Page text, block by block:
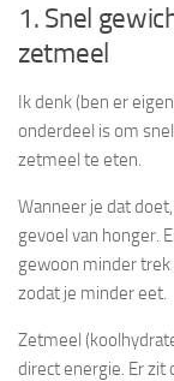
1. Snel
zetmeel
Ik denk (ben er
onderdeel is om
zetmeel te eten.
Wanneer je dat
gevoel van honger.
gewoon minder trek
zodat je minder eet.
Zetmeel
direct energie. Er zit